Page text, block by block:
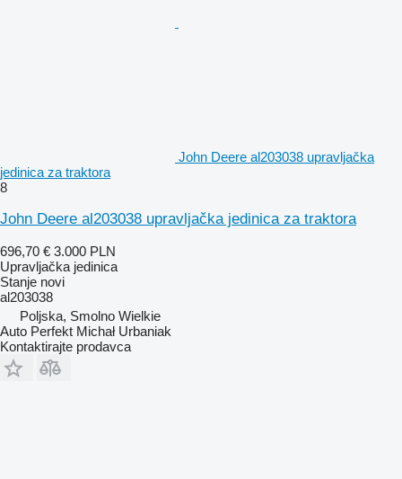
John Deere al203038 upravljačka
jedinica za traktora
8
John Deere al203038 upravljačka jedinica za traktora
696,70 € 3.000 PLN
Upravljačka jedinica
Stanje novi
al203038
Poljska, Smolno Wielkie
Auto Perfekt Michał Urbaniak
Kontaktirajte prodavca